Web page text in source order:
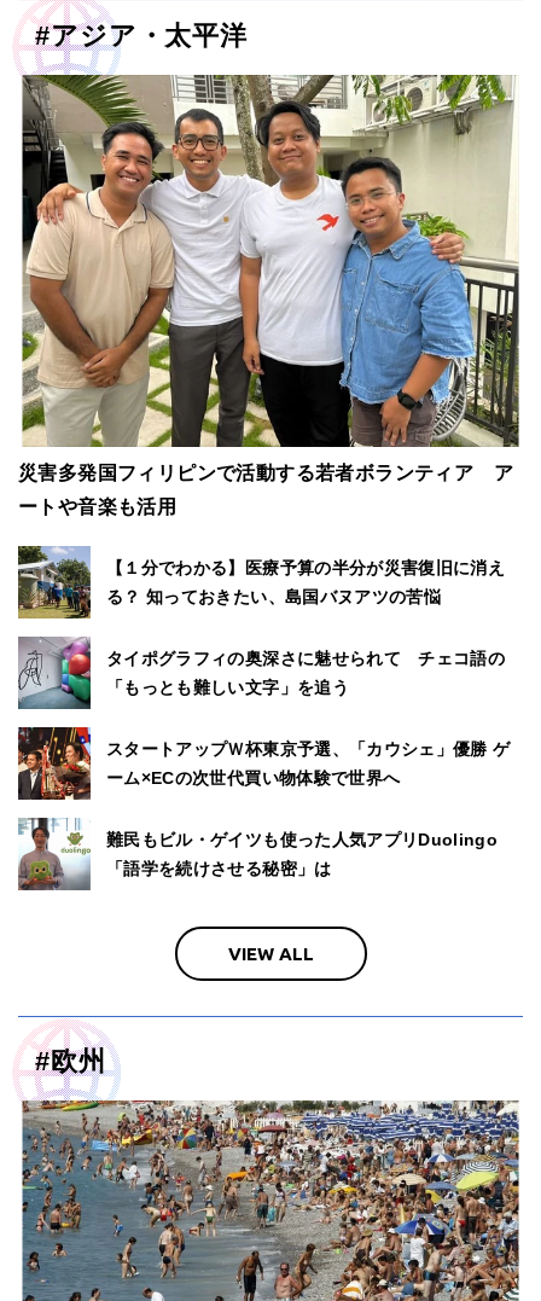
#アジア・太平洋
災害多発国フィリピンで活動する若者ボランティア ア
ートや音楽も活用
【１分でわかる】医療予算の半分が災害復旧に消え
る？ 知っておきたい、島国バヌアツの苦悩
タイポグラフィの奥深さに魅せられて チェコ語の
「もっとも難しい文字」を追う
スタートアップＷ杯東京予選、「カウシェ」優勝 ゲ
ーム×ECの次世代買い物体験で世界へ
難民もビル・ゲイツも使った人気アプリDuolingo
「語学を続けさせる秘密」は
VIEW ALL
#欧州